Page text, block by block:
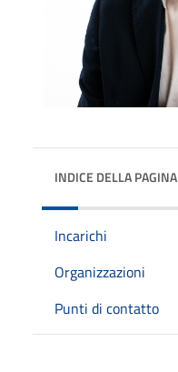
INDICE DELLA PAGINA
Incarichi
Organizzazioni
Punti di contatto